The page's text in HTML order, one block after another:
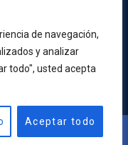
de navegación,
y analizar
todo", usted acepta
Aceptar todo
por Sete Madrigal - Liebe